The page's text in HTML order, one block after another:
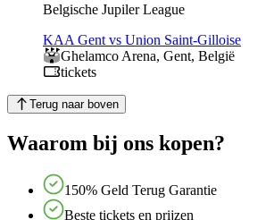
Belgische Jupiler League
KAA Gent vs Union Saint-Gilloise
Ghelamco Arena, Gent, België
tickets
Terug naar boven
Waarom bij ons kopen?
150% Geld Terug Garantie
Beste tickets en prijzen